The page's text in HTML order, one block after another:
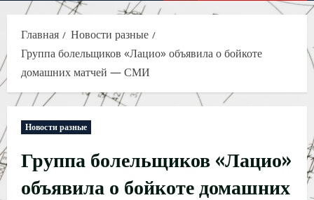
меню
Главная
Новости разные
Группа болельщиков «Лацио» объявила о бойкоте
домашних матчей — СМИ
Новости разные
Группа болельщиков «Лацио»
объявила о бойкоте домашних